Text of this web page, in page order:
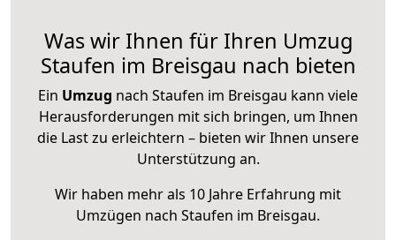
Was wir Ihnen für Ihren Umzug
Staufen im Breisgau nach bieten
Ein Umzug nach Staufen im Breisgau kann viele
Herausforderungen mit sich bringen, um Ihnen
die Last zu erleichtern – bieten wir Ihnen unsere
Unterstützung an.
Wir haben mehr als 10 Jahre Erfahrung mit
Umzügen nach Staufen im Breisgau.